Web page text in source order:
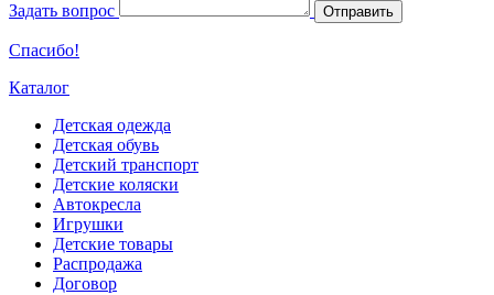
Задать вопрос Отправить
Спасибо!
Каталог
Детская одежда
Детская обувь
Детский транспорт
Детские коляски
Автокресла
Игрушки
Детские товары
Распродажа
Договор